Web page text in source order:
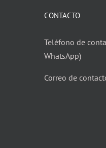
CONTACTO
Teléfono de
WhatsApp)
Correo de